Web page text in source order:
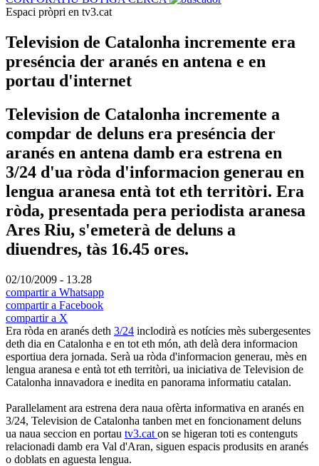
Espaci pròpri en tv3.cat
Television de Catalonha incremente era
preséncia der aranés en antena e en
portau d'internet
Television de Catalonha incremente a
compdar de deluns era preséncia der
aranés en antena damb era estrena en
3/24 d'ua ròda d'informacion generau en
lengua aranesa entà tot eth territòri. Era
ròda, presentada pera periodista aranesa
Ares Riu, s'emeterà de deluns a
diuendres, tàs 16.45 ores.
02/10/2009 - 13.28
compartir a Whatsapp
compartir a Facebook
compartir a X
Era ròda en aranés deth 3/24 inclodirà es notícies mès subergesentes
deth dia en Catalonha e en tot eth món, ath delà dera informacion
esportiua dera jornada. Serà ua ròda d'informacion generau, mès en
lengua aranesa e entà tot eth territòri, ua iniciativa de Television de
Catalonha innavadora e inedita en panorama informatiu catalan.
Parallelament ara estrena dera naua ofèrta informativa en aranés en
3/24, Television de Catalonha tanben met en foncionament deluns
ua naua seccion en portau tv3.cat on se higeran toti es contenguts
relacionadi damb era Val d'Aran, siguen espacis produsits en aranés
o doblats en aguesta lengua.